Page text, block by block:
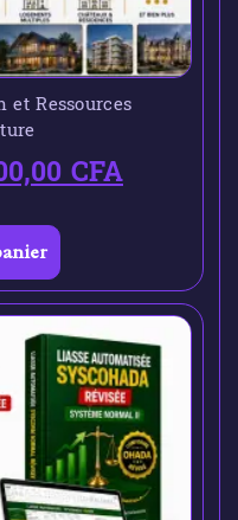
Ressources
CFA